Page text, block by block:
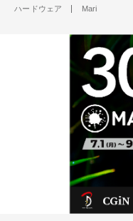
ハードウェア Mari